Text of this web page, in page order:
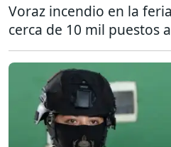
Voraz incendio en la
cerca de 10 mil puestos